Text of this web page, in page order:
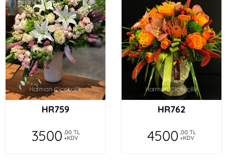
HR759
3500 ,00 TL
+KDV
HR762
4500 ,00 TL
+KDV